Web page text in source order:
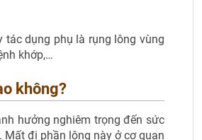
dụng phụ là rụng lông vùng
khớp,…
không?
hưởng nghiêm trọng đến sức
đi phần lông này ở cơ quan